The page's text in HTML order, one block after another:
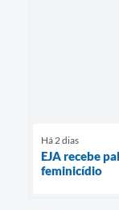
Há 2 dias
EJA recebe
feminicídio